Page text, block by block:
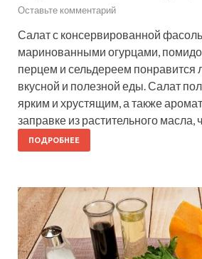
Оставьте комментарий
Салат с консервированной
маринованными огурцами,
перцем и сельдереем понравится
вкусной и полезной еды. Салат
ярким и хрустящим, а также
заправке из растительного масла,
ПОДРОБНЕЕ